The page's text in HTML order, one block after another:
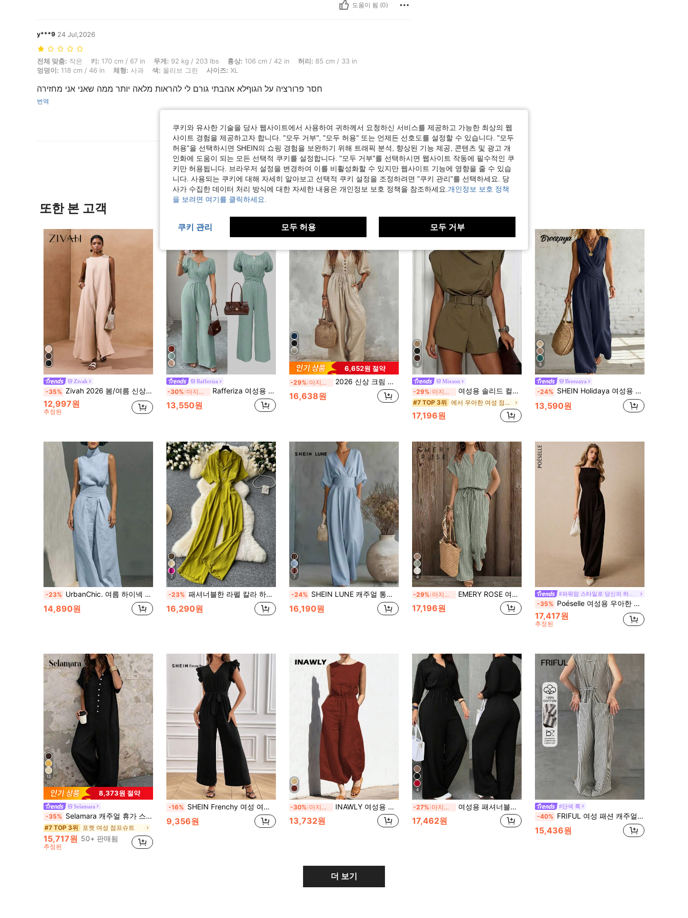
도움이 됨 (0)
y***9 24 Jul,2026
전체 맞춤: 작은, 키: 170 cm / 67 in, 무게: 92 kg / 203 lbs, 흉상: 106 cm / 42 in, 허리: 85 cm / 33 in, 엉덩이: 118 cm / 46 in, 체형: 사과, 색: 올리브 그린, 사이즈: XL
전체 맞춤: 작은 키: 170 cm / 67 in 무게: 92 kg / 203 lbs 흉상: 106 cm / 42 in 허리: 85 cm / 33 in
엉덩이: 118 cm / 46 in 체형: 사과 색: 올리브 그린 사이즈: XL
חסר פרורציה על הגוףלא אהבתי גורם לי להראות מלאה יותר ממה שאני אני מחזירה
번역
도움이 됨 (0)
또한 본 고객
Zivah
-35% Zivah 2026 봄/여름 신상품, 발렌타인 데이, 웨딩 시즌, 음악 축제, 부활절, 서양, 유목민, 보헤미안, 내슈빌, 파티, 결혼식, 갈라, 데이트, 모임, 생일, 대학생, 우아한, 출퇴근, 비즈니스 캐주얼 민소매 와이드 레그 점프수트, 실제 포켓, 카키색 요가 점프수트 울 투피스 여성용 키 큰 의류 작업복 여성 작업복 드레스
12,997원
추정된
Rafferiza
-30% 마지막 3일 Rafferiza 여성용 우아한 카키색 통근용 나무 구슬 장식 라운드 넥 트위스트 허리 긴팔 와이드 레그 점프수트
13,550원
6,652원 절약
-29% 마지막 3일 2026 신상 크림 화이트 퍼프 소매 드로스트링 허리 점프수트, 레이지 드레이프드 바캉스 스타일 아웃핏, 크림 컬러 타이 허리 점프수트, 데일리 출퇴근 우아한 세트, 크림 화이트 플리츠 디자인 점프수트, 캐주얼 외출 스트리트 스타일 세트, 와이드 레그 점프수트, 타이 허리 점프수트, 퍼프 소매 점프수트, 브이넥 프론트 버튼 레이어드 플리츠 디자인, 루즈 캐주얼 핏, 미니멀리스트 유니크 스타일, 바캉스 스타일, 젠틀 걸 바이브, 콰이어트 럭셔리 스타일, 보헤미안 우아한 스타일, 플러스 사이즈 친화적, 키 큰 여성에게 적합
16,638원
4
Mixson
-29% 마지막 3일 여성용 솔리드 컬러 우븐 민소매 점프수트, 벨트 및 어깨끈 디자인, 캐주얼 셔츠 스타일 숏 점프수트 여름, 보헤미안
#7 TOP 3위 에서 우아한 여성 점프수트 & 바디수트
17,196원
9
Breezaya
-24% SHEIN Holidaya 여성용 민소매 브이넥 허리 밴딩 와이드 레그 점프수트 2026년 신상 다용도 휴가 비치 카키 솔리드 컬러 여성 의류 일상 출퇴근 홈웨어
13,590원
-23% UrbanChic. 여름 하이넥 민소매 허리 핀치드 린넨 점프수트 출퇴근 캐주얼 루즈 와이드 레그 우아한 롱 팬츠
14,890원
7
-23% 패셔너블한 라펠 칼라 하이웨스트 점프수트
16,290원
7
-24% SHEIN LUNE 캐주얼 통근 솔리드 컬러 박쥐 날개 점프수트
16,190원
4
-29% 마지막 3일 EMERY ROSE 여성용 우븐 스트라이프 캐주얼 여름 1피스 팬츠
17,196원
#파워맘 스타일로 당신의 하루를 활기차게 만들어보세요
-35% Poéselle 여성용 우아한 블랙 점프수트, 민소매 조절 가능한 스트랩 허리 미니멀리스트 패션, 올드 머니 에스테틱 캐주얼 일상복, 여성용 가을 의상
17,417원
추정된
12
8,373원 절약
Selamara
-35% Selamara 캐주얼 휴가 스타일 화이트 린넨 느낌 칼라 반팔 와이드 레그 점프수트
#7 TOP 3위 포켓 여성 점프슈트
15,717원 50+ 판매됨
추정된
-16% SHEIN Frenchy 여성 여름 나비 소매 단색 V넥 와이드 레그 점프수트 블랙
9,356원
-30% 마지막 3일 INAWLY 여성용 솔리드 컬러 민소매 점프슈트, 루즈핏 여름 캐주얼
13,732원
4
-27% 마지막 3일 여성용 패셔너블한 블랙 팬츠, 리벳 스트라이프와 서스펜더 디테일이 있는 측면, 직물 소재, 비신축성, 캐주얼 웨어에 적합. 우아한, 스트리트웨어
17,462원
#단색 룩
-40% FRIFUL 여성 패션 캐주얼 스트라이프 포켓 민소매 점프수트 여성용 라운지 세트 여름
15,436원
더 보기
쿠키와 유사한 기술을 당사 웹사이트에서 사용하여 귀하께서 요청하신 서비스를 제공하고 가능한 최상의 웹
사이트 경험을 제공하고자 합니다. "모두 거부", "모두 허용" 또는 언제든 선호도를 설정할 수 있습니다. "모두
허용"을 선택하시면 SHEIN의 쇼핑 경험을 보완하기 위해 트래픽 분석, 향상된 기능 제공, 콘텐츠 및 광고 개
인화에 도움이 되는 모든 선택적 쿠키를 설정합니다. "모두 거부"를 선택하시면 웹사이트 작동에 필수적인 쿠
키만 허용됩니다. 브라우저 설정을 변경하여 이를 비활성화할 수 있지만 웹사이트 기능에 영향을 줄 수 있습
니다. 사용되는 쿠키에 대해 자세히 알아보고 선택적 쿠키 설정을 조정하려면 "쿠키 관리"를 선택하세요. 당
사가 수집한 데이터 처리 방식에 대한 자세한 내용은 개인정보 보호 정책을 참조하세요. 개인정보 보호 정책
을 보려면 여기를 클릭하세요.
쿠키 관리 모두 허용 모두 거부